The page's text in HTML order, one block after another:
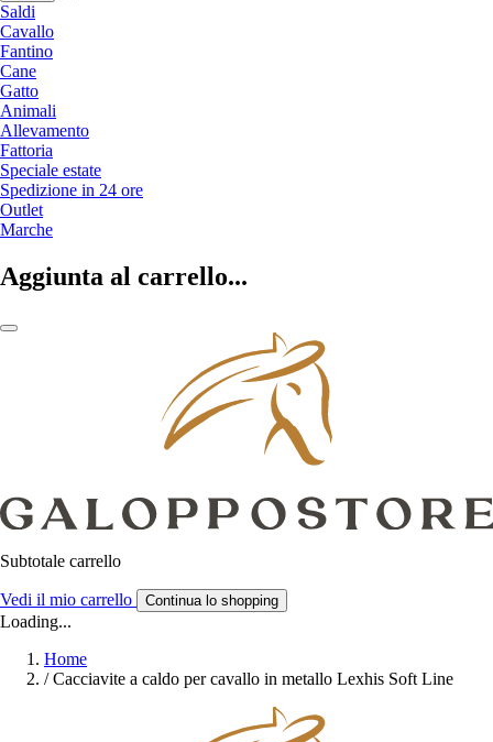
Saldi
Cavallo
Fantino
Cane
Gatto
Animali
Allevamento
Fattoria
Speciale estate
Spedizione in 24 ore
Outlet
Marche
Aggiunta al carrello...
Subtotale carrello
Vedi il mio carrello Continua lo shopping
Loading...
Home
/ Cacciavite a caldo per cavallo in metallo Lexhis Soft Line